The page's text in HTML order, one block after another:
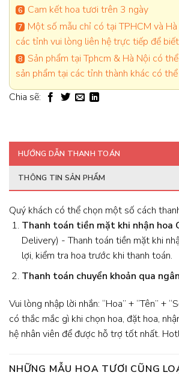
Cam kết hoa tươi trên 3 ngày
Một số mẫu chỉ có tại TPHCM và
các tỉnh vui lòng liên hệ trực tiếp để
Sản phẩm tại Tphcm & Hà Nội có
sản phẩm tại các tỉnh thành khác có
Chia sẽ:
HƯỚNG DẪN THANH TOÁN
THÔNG TIN SẢN PHẨM
Quý khách có thể chọn một số cách
Thanh toán tiền mặt khi nhận hoa
Delivery) - Thanh toán tiền mặt khi
lợi, kiểm tra hoa trước khi thanh toán.
Thanh toán chuyển khoản qua
Vui lòng nhập lời nhắn: “Hoa” + “Tên” +
có thắc mắc gì khi chọn hoa, đặt hoa,
hệ nhân viên để được hỗ trợ tốt nhất.
NHỮNG MẪU HOA TƯƠI CŨNG